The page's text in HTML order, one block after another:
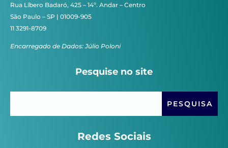
Rua Líbero Badaró, 425 – 14º. Andar – Centro
São Paulo – SP | 01009-905
11 3291-8709
Encarregado de Dados: Júlio Poloni
Pesquise no site
Redes Sociais